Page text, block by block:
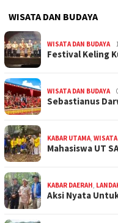
WISATA DAN BUDAYA
WISATA DAN BUDAYA
Festival Keling
WISATA DAN BUDAYA
Sebastianus
KABAR UTAMA, WISATA
Mahasiswa UT
KABAR DAERAH,
Aksi Nyata